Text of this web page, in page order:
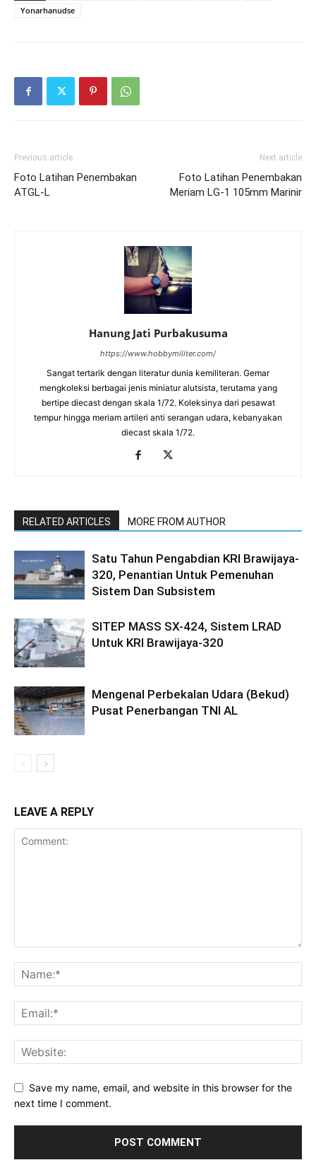
Yonarhanudse
Previous article
Foto Latihan Penembakan
ATGL-L
Next article
Foto Latihan Penembakan
Meriam LG-1 105mm Marinir
Hanung Jati Purbakusuma
https://www.hobbymiliter.com/
Sangat tertarik dengan literatur dunia kemiliteran. Gemar
mengkoleksi berbagai jenis miniatur alutsista, terutama yang
bertipe diecast dengan skala 1/72. Koleksinya dari pesawat
tempur hingga meriam artileri anti serangan udara, kebanyakan
diecast skala 1/72.
RELATED ARTICLES MORE FROM AUTHOR
Satu Tahun Pengabdian KRI Brawijaya-
320, Penantian Untuk Pemenuhan
Sistem Dan Subsistem
SITEP MASS SX-424, Sistem LRAD
Untuk KRI Brawijaya-320
Mengenal Perbekalan Udara (Bekud)
Pusat Penerbangan TNI AL
LEAVE A REPLY
Save my name, email, and website in this browser for the
next time I comment.